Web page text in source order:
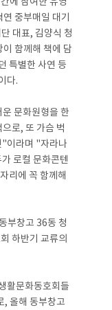
중부매일 대기
대표, 김양식 청
함께해 책에 담
특별한 사연 등
다.
문화원형을 한
로, 또 가슴 벅
"이라며 "자라나
로컬 문화콘텐
리에 꼭 함께해
부창고 36동 청
하반기 교류의
활문화동호회들
, 올해 동부창고